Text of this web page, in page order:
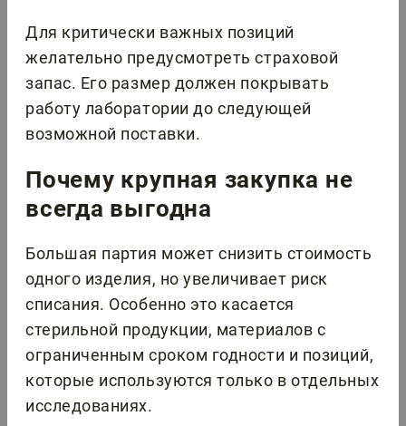
Для критически важных позиций
желательно предусмотреть страховой
запас. Его размер должен покрывать
работу лаборатории до следующей
возможной поставки.
Почему крупная закупка не
всегда выгодна
Большая партия может снизить стоимость
одного изделия, но увеличивает риск
списания. Особенно это касается
стерильной продукции, материалов с
ограниченным сроком годности и позиций,
которые используются только в отдельных
исследованиях.